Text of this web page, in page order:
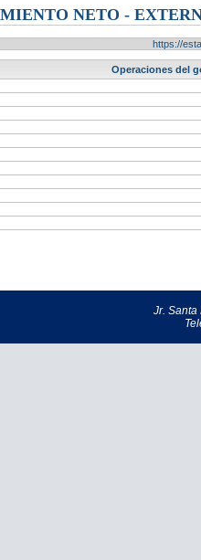
NETO -
https://
Operaciones del
Jr. Santa